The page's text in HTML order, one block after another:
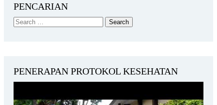
PENCARIAN
PENERAPAN PROTOKOL KESEHATAN